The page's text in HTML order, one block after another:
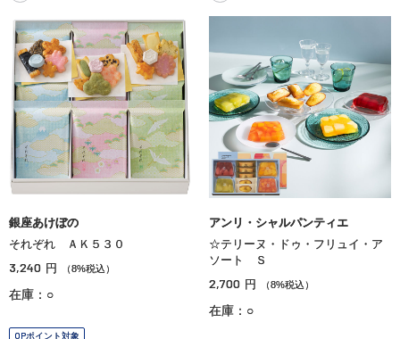
銀座あけぼの
それぞれ ＡＫ５３０
3,240 円 （8%税込）
在庫：○
OPポイント対象
アンリ・シャルパンティエ
☆テリーヌ・ドゥ・フリュイ・ア
ソート Ｓ
2,700 円 （8%税込）
在庫：○